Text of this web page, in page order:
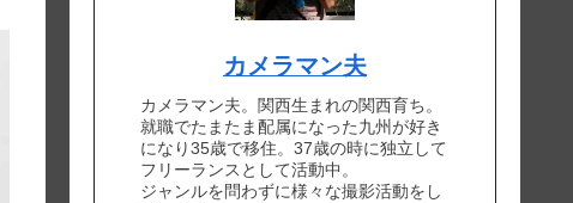
カメラマン夫
カメラマン夫。関西生まれの関西育ち。
就職でたまたま配属になった九州が好き
になり35歳で移住。37歳の時に独立して
フリーランスとして活動中。
ジャンルを問わずに様々な撮影活動をし